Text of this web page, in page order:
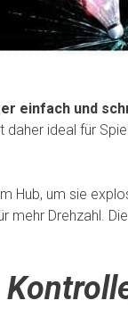
einfach und
ideal für
Hub, um sie
mehr Drehzahl.